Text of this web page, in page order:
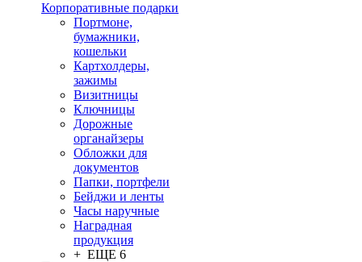
Корпоративные подарки
Портмоне,
бумажники,
кошельки
Картхолдеры,
зажимы
Визитницы
Ключницы
Дорожные
органайзеры
Обложки для
документов
Папки, портфели
Бейджи и ленты
Часы наручные
Наградная
продукция
+ ЕЩЕ 6